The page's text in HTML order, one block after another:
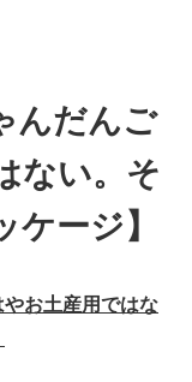
んだんご
ない。そ
ージ】
お土産用ではな